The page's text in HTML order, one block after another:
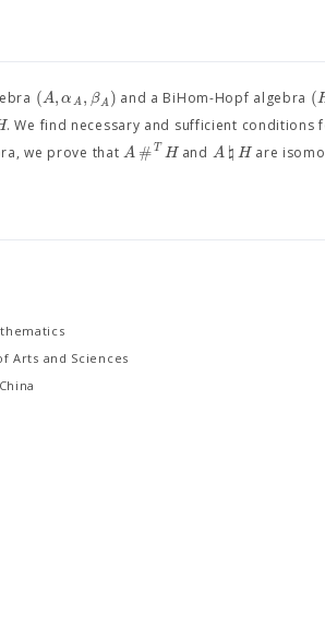
(A,αA, βA) and a BiHom-Hopf algebra (
. We find necessary and sufficient conditions
we prove thatA#T Hand A ♮Hare
Arts and Sciences